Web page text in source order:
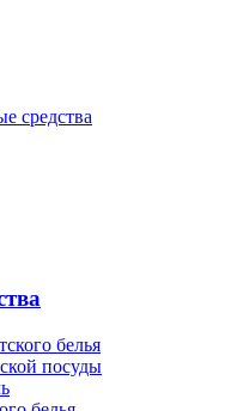
средства
белья
посуды